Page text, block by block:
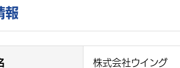
報
株式会社ウイング